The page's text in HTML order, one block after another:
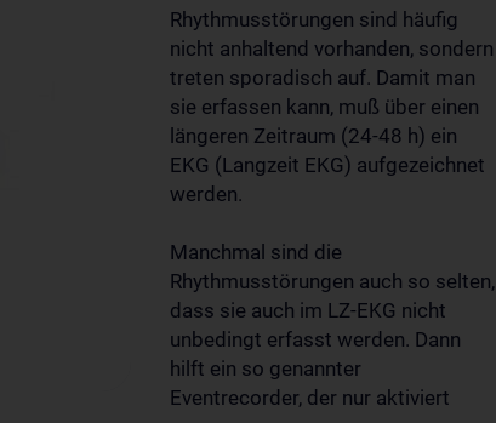
Rhythmusstörungen sind häufig
nicht anhaltend vorhanden, sondern
treten sporadisch auf. Damit man
sie erfassen kann, muß über einen
längeren Zeitraum (24-48 h) ein
EKG (Langzeit EKG) aufgezeichnet
werden.
Manchmal sind die
Rhythmusstörungen auch so selten,
dass sie auch im LZ-EKG nicht
unbedingt erfasst werden. Dann
hilft ein so genannter
Eventrecorder, der nur aktiviert